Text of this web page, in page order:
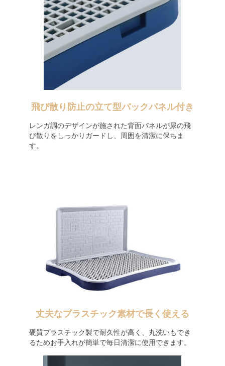
飛び散り防止の立て型バックパネル付き
レンガ調のデザインが施された背面パネルが尿の飛
び散りをしっかりガードし、周囲を清潔に保ちま
す。
丈夫なプラスチック素材で長く使える
硬質プラスチック製で耐久性が高く、丸洗いもでき
るためお手入れが簡単で毎日清潔に使用できます。